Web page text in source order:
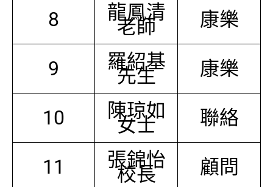
8 龍鳳清
老師 康樂
9 羅紹基
先生 康樂
10 陳琼如
女士 聯絡
11 張錦怡
校長 顧問